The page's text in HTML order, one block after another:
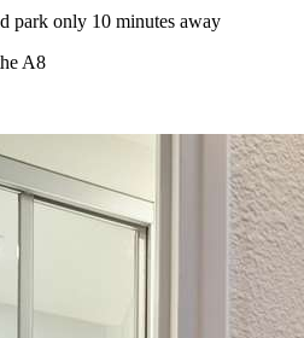
park only 10 minutes away
A8